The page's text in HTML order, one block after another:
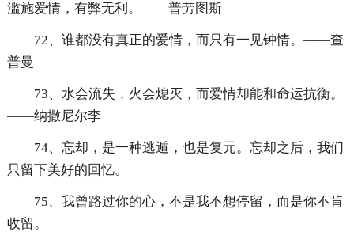
滥施爱情，有弊无利。——普劳图斯
72、谁都没有真正的爱情，而只有一见钟情。——查
普曼
73、水会流失，火会熄灭，而爱情却能和命运抗衡。
——纳撒尼尔李
74、忘却，是一种逃遁，也是复元。忘却之后，我们
只留下美好的回忆。
75、我曾路过你的心，不是我不想停留，而是你不肯
收留。